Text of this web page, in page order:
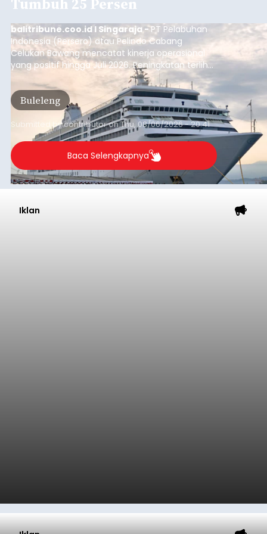
balitribune.coo.id I Singaraja -PT Pelabuhan
Indonesia (Persero) atau Pelindo Cabang
Celukan Bawang mencatat kinerja operasional
yang positif hingga Juli 2026. Peningkatan terlihat
dari arus kapal yang mencapai 1,48 juta Gross
Tonnage (GT), atau tumbuh 12,4 persen
dibandingkan periode yang sama tahun lalu
yang tercatat sebesar 1,32 juta GT.
Buleleng
Submitted bycontributoronThu, 08/06/2026 - 20:41
Baca Selengkapnya
Iklan